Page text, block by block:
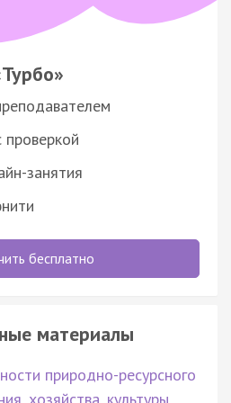
занятия
бесплатно
материалы
природно-ресурсного